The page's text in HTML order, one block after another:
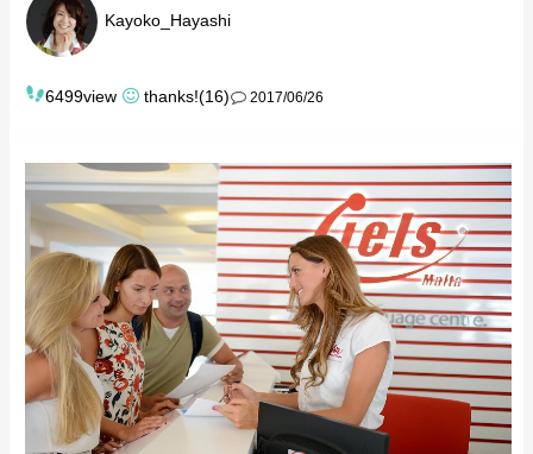
Kayoko_Hayashi
6499view thanks!(16) 2017/06/26